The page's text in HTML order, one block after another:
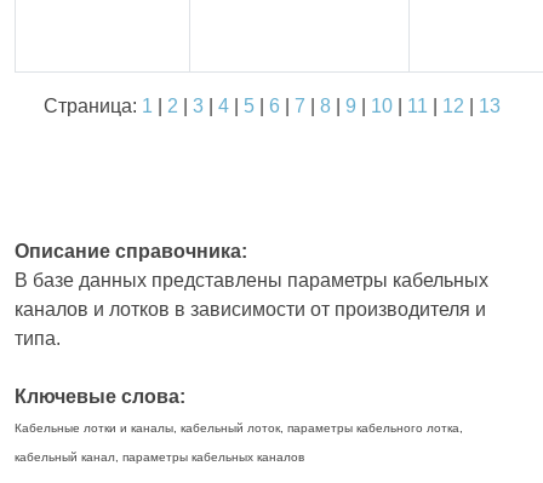
Страница: 1 2 3| 4| 5| 6 7 8| 9 10| 11 12 13
Описание справочника:
В базе данных представлены параметры кабельных
каналов и лотков в зависимости от производителя и
типа.
Ключевые слова:
Кабельные лотки и каналы, кабельный лоток, параметры кабельного лотка,
кабельный канал, параметры кабельных каналов